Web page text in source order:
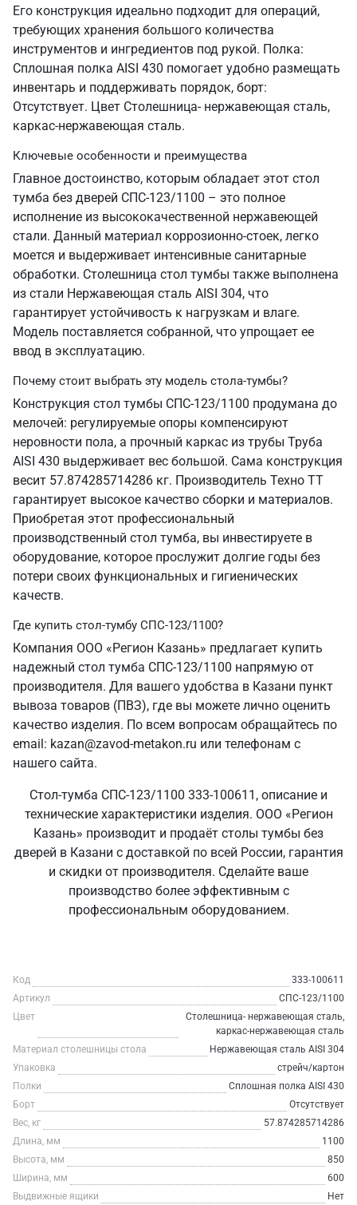
Его конструкция идеально подходит для операций,
требующих хранения большого количества
инструментов и ингредиентов под рукой. Полка:
Сплошная полка AISI 430 помогает удобно размещать
инвентарь и поддерживать порядок, борт:
Отсутствует. Цвет Столешница- нержавеющая сталь,
каркас-нержавеющая сталь.
Ключевые особенности и преимущества
Главное достоинство, которым обладает этот стол
тумба без дверей СПС-123/1100 – это полное
исполнение из высококачественной нержавеющей
стали. Данный материал коррозионно-стоек, легко
моется и выдерживает интенсивные санитарные
обработки. Столешница стол тумбы также выполнена
из стали Нержавеющая сталь AISI 304, что
гарантирует устойчивость к нагрузкам и влаге.
Модель поставляется собранной, что упрощает ее
ввод в эксплуатацию.
Почему стоит выбрать эту модель стола-тумбы?
Конструкция стол тумбы СПС-123/1100 продумана до
мелочей: регулируемые опоры компенсируют
неровности пола, а прочный каркас из трубы Труба
AISI 430 выдерживает вес большой. Сама конструкция
весит 57.874285714286 кг. Производитель Техно ТТ
гарантирует высокое качество сборки и материалов.
Приобретая этот профессиональный
производственный стол тумба, вы инвестируете в
оборудование, которое прослужит долгие годы без
потери своих функциональных и гигиенических
качеств.
Где купить стол-тумбу СПС-123/1100?
Компания ООО «Регион Казань» предлагает купить
надежный стол тумба СПС-123/1100 напрямую от
производителя. Для вашего удобства в Казани пункт
вывоза товаров (ПВЗ), где вы можете лично оценить
качество изделия. По всем вопросам обращайтесь по
email: kazan@zavod-metakon.ru или телефонам с
нашего сайта.
Стол-тумба СПС-123/1100 333-100611, описание и
технические характеристики изделия. ООО «Регион
Казань» производит и продаёт столы тумбы без
дверей в Казани с доставкой по всей России, гарантия
и скидки от производителя. Сделайте ваше
производство более эффективным с
профессиональным оборудованием.
Код
333-100611
Артикул
СПС-123/1100
Цвет
Столешница- нержавеющая сталь,
каркас-нержавеющая сталь
Материал столешницы стола
Нержавеющая сталь AISI 304
Упаковка
стрейч/картон
Полки
Сплошная полка AISI 430
Борт
Отсутствует
Вес, кг
57.874285714286
Длина, мм
1100
Высота, мм
850
Ширина, мм
600
Выдвижные ящики
Нет